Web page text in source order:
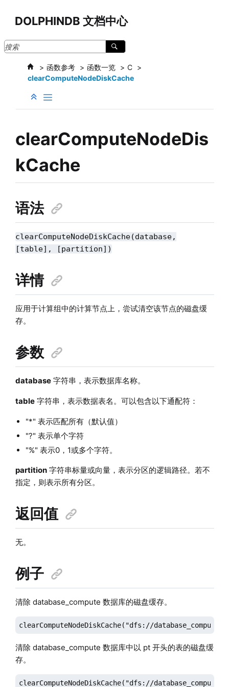
DOLPHINDB 文档中心
函数参考 函数一览
C
clearComputeNodeDiskCache
clearComputeNodeDis
kCache
语法
clearComputeNodeDiskCache(database,
[table], [partition])
详情
应用于计算组中的计算节点上，尝试清空该节点的磁盘缓
存。
参数
database字符串，表示数据库名称。
table字符串，表示数据表名。可以包含以下通配符：
"*" 表示匹配所有（默认值）
"?" 表示单个字符
"%" 表示0，1或多个字符。
partition字符串标量或向量，表示分区的逻辑路径。若不
指定，则表示所有分区。
返回值
无。
例子
清除 database_compute 数据库的磁盘缓存。
clearComputeNodeDiskCache("dfs://
清除 database_compute 数据库中以 pt 开头的表的磁盘缓
存。
clearComputeNodeDiskCache("dfs://